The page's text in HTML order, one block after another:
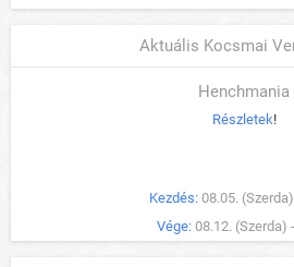
Aktuális Kocsmai
Henchmania
Részletek!
Kezdés: 08.05.
Vége: 08.12. (Szerda)